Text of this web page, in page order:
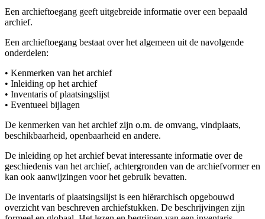
Een archieftoegang geeft uitgebreide informatie over een bepaald
archief.
Een archieftoegang bestaat over het algemeen uit de navolgende
onderdelen:
• Kenmerken van het archief
• Inleiding op het archief
• Inventaris of plaatsingslijst
• Eventueel bijlagen
De kenmerken van het archief zijn o.m. de omvang, vindplaats,
beschikbaarheid, openbaarheid en andere.
De inleiding op het archief bevat interessante informatie over de
geschiedenis van het archief, achtergronden van de archiefvormer en
kan ook aanwijzingen voor het gebruik bevatten.
De inventaris of plaatsingslijst is een hiërarchisch opgebouwd
overzicht van beschreven archiefstukken. De beschrijvingen zijn